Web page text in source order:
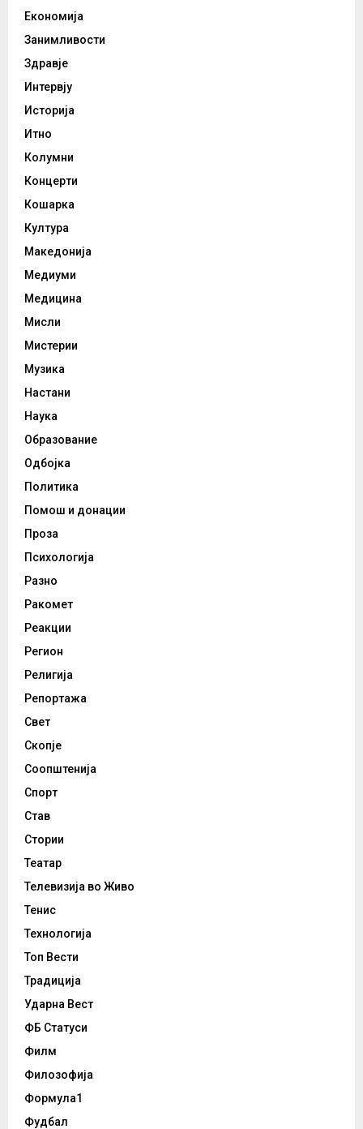
Економија
Занимливости
Здравје
Интервју
Историја
Итно
Колумни
Концерти
Кошарка
Култура
Македонија
Медиуми
Медицина
Мисли
Мистерии
Музика
Настани
Наука
Образование
Одбојка
Политика
Помош и донации
Проза
Психологија
Разно
Ракомет
Реакции
Регион
Религија
Репортажа
Свет
Скопје
Соопштенија
Спорт
Став
Стории
Театар
Телевизија во Живо
Тенис
Технологија
Топ Вести
Традиција
Ударна Вест
ФБ Статуси
Филм
Филозофија
Формула1
Фудбал